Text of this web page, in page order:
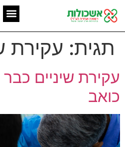
תגית: עקירת
עקירת שיניים
כואב